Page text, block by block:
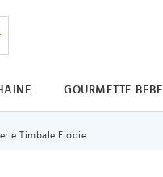
GOURMETTE BEBE
Timbale Elodie